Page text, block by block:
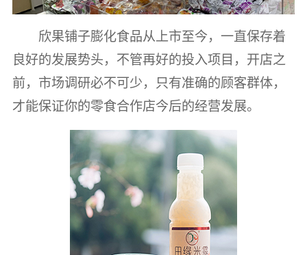
欣果铺子膨化食品从上市至今，一直保存着
良好的发展势头，不管再好的投入项目，开店之
前，市场调研必不可少，只有准确的顾客群体，
才能保证你的零食合作店今后的经营发展。